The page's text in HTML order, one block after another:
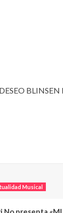
Musical